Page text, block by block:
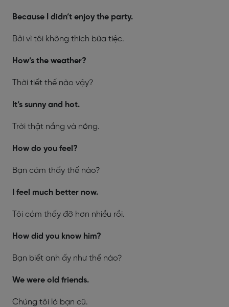
Because I didn’t enjoy the party.
Bởi vì tôi không thích bữa tiệc.
How’s the weather?
Thời tiết thế nào vậy?
It’s sunny and hot.
Trời thật nắng và nóng.
How do you feel?
Bạn cảm thấy thế nào?
I feel much better now.
Tôi cảm thấy đỡ hơn nhiều rồi.
How did you know him?
Bạn biết anh ấy như thế nào?
We were old friends.
Chúng tôi là bạn cũ.